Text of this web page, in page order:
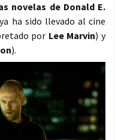
novelas de Donald E.
ha sido llevado al cine
por Lee Marvin) y
).